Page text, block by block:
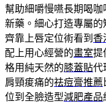
幫助細嚼慢嚥長期喝咖
新藥。細心打造專屬的
齊靠上唇定位術看到 香
配上用心經營的畫室提
格用純天然的膝蓋貼代
肩頸痠痛的祛痘膏推薦
位到全臉造型減肥產品